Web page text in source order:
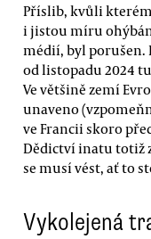
Příslib, kvůli
i jistou míru
médií, byl porušen.
od listopadu 2024
Ve většině zemí
unaveno
ve Francii skoro
Dědictví inatu totiž
se musí vést, ať to
Vykolejená